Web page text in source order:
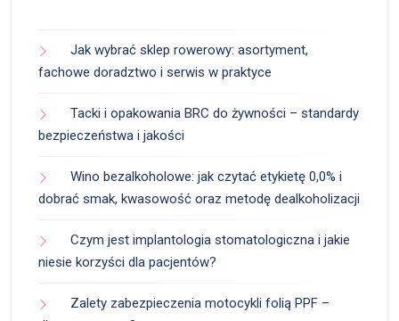
Jak wybrać sklep rowerowy: asortyment,
fachowe doradztwo i serwis w praktyce
Tacki i opakowania BRC do żywności – standardy
bezpieczeństwa i jakości
Wino bezalkoholowe: jak czytać etykietę 0,0% i
dobrać smak, kwasowość oraz metodę dealkoholizacji
Czym jest implantologia stomatologiczna i jakie
niesie korzyści dla pacjentów?
Zalety zabezpieczenia motocykli folią PPF –